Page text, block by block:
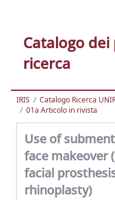
Catalogo
ricerca
IRIS Catalogo Ricerca
01a Articolo in rivista
Use of
face makeover
facial
rhinoplasty)